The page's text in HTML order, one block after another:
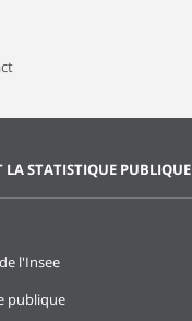
LA STATISTIQUE PUBLIQUE
l'Insee
publique